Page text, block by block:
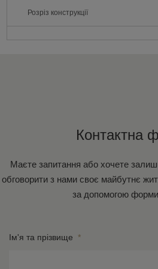
Розріз конструкції
Контактна
Маєте запитання або хочете
обговорити з нами своє майбутнє
за допомогою
Ім'я та прізвище *